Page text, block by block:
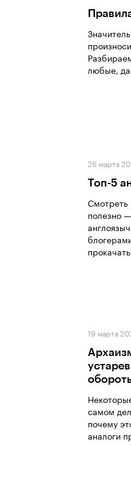
любые,
26 марта
Топ-5
Смотреть
полезно
19 марта
самом
почему
аналоги